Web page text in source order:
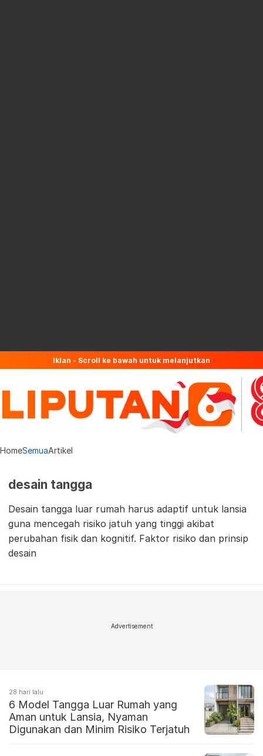
Iklan - Scroll ke bawah untuk melanjutkan
HomeSemuaArtikel
desain tangga
Desain tangga luar rumah harus adaptif untuk lansia
guna mencegah risiko jatuh yang tinggi akibat
perubahan fisik dan kognitif. Faktor risiko dan prinsip
desain
Advertisement
28 hari lalu
6 Model Tangga Luar Rumah yang
Aman untuk Lansia, Nyaman
Digunakan dan Minim Risiko Terjatuh